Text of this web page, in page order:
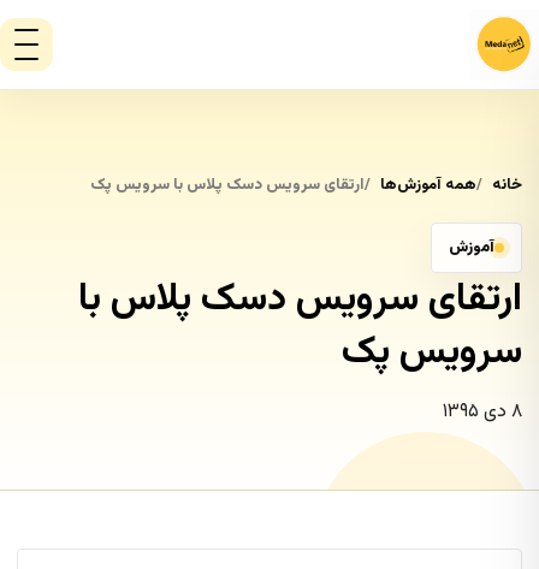
خانه همه آموزش‌ها ارتقای سرویس دسک پلاس با سرویس پک
آموزش
ارتقای سرویس دسک پلاس با
سرویس پک
۸ دی ۱۳۹۵